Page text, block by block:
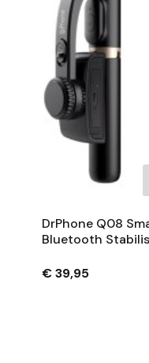
DrPhone Q08
Bluetooth
€ 39,95